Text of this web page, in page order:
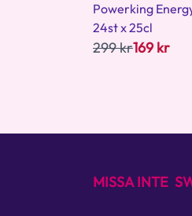
Powerking
24st x 25cl
299 kr169 kr
MISSA INTE